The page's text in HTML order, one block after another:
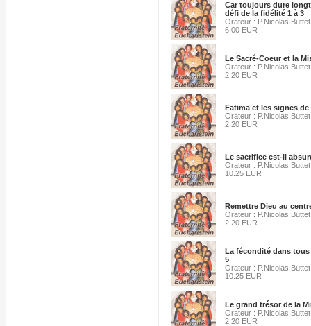
Car toujours dure
défi de la fidélité 1 à 3
Orateur : P.Nicolas Buttet
6.00 EUR
Le Sacré-Coeur et la
Orateur : P.Nicolas Buttet
2.20 EUR
Fatima et les signes
Orateur : P.Nicolas Buttet
2.20 EUR
Le sacrifice est-il
Orateur : P.Nicolas Buttet
10.25 EUR
Remettre Dieu au
Orateur : P.Nicolas Buttet
2.20 EUR
La fécondité dans tous
5
Orateur : P.Nicolas Buttet
10.25 EUR
Le grand trésor de la
Orateur : P.Nicolas Buttet
2.20 EUR